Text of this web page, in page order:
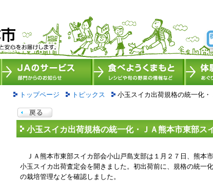
トップページ トピックス 小玉スイカ出荷規格の統一化
小玉スイカ出荷規格の統一化・ＪＡ熊本市東部ス
ＪＡ熊本市東部スイカ部会小山戸島支部は１月２７日、熊本
小玉スイカ出荷査定会を開きました。初出荷前に、規格の統一
の栽培管理などを確認しました。